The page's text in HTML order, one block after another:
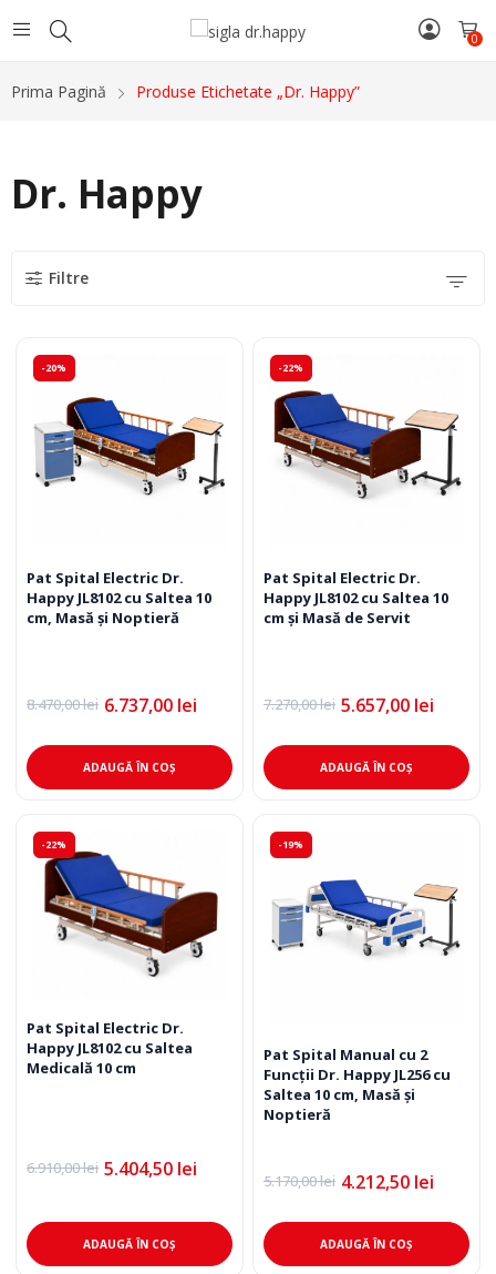
0
Prima Pagină Produse Etichetate „Dr. Happy”
Dr. Happy
Filtre
-20%
Pat Spital Electric Dr.
Happy JL8102 cu Saltea 10
cm, Masă și Noptieră
8.470,00lei
Prețul
a
fost:
8.470,00 lei.
6.737,00 lei
Prețul
este:
6.737,00 lei.ADAUGĂ ÎN COȘ
-22%
Pat Spital Electric Dr.
Happy JL8102 cu Saltea 10
cm și Masă de Servit
7.270,00lei
Prețul
a
fost:
7.270,00 lei.
5.657,00 lei
Prețul
este:
5.657,00 lei.ADAUGĂ ÎN COȘ
-22%
Pat Spital Electric Dr.
Happy JL8102 cu Saltea
Medicală 10 cm
6.910,00lei
Prețul
fost:
6.910,00 lei.
5.404,50 lei
Prețul
5.404,50 lei.
ADAUGĂ ÎN COȘ
-19%
Pat Spital Manual cu 2
Funcții Dr. Happy JL256 cu
Saltea 10 cm, Masă și
Noptieră
5.170,00lei
Prețul
a
fost:
5.170,00 lei.
4.212,50 lei
Prețul
este:
4.212,50 lei.ADAUGĂ ÎN COȘ